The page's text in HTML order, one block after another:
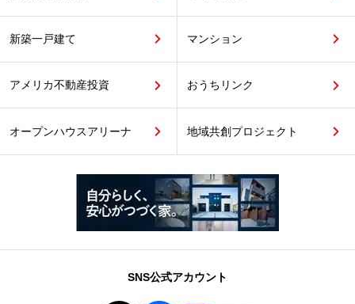
新築一戸建て マンション
アメリカ不動産投資 おうちリンク
オープンハウスアリーナ 地域共創プロジェクト
SNS公式アカウント